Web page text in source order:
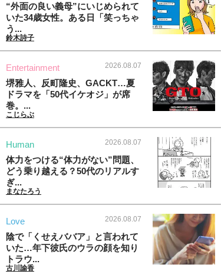
“外面の良い義母”にいじめられて
いた34歳女性。ある日「笑っちゃ
う...
鈴木詩子
Entertainment 2026.08.07
堺雅人、反町隆史、GACKT…夏
ドラマを「50代イケオジ」が席
巻。...
こじらぶ
Human 2026.08.07
体力をつける“体力がない”問題、
どう乗り越える？50代のリアルす
ぎ...
まなたろう
Love 2026.08.07
陰で「くせえババア」と言われて
いた…年下彼氏のウラの顔を知り
トラウ...
古川諭香